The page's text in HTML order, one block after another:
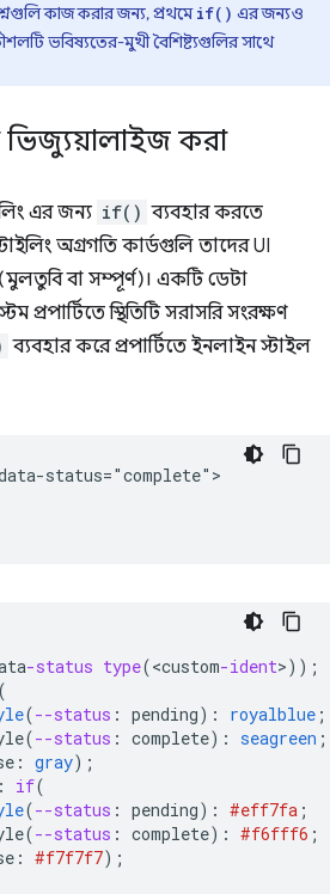
কাজ করার জন্য, প্রথমেif() এর জন্যও
ভবিষ্যতের-মুখী বৈশিষ্ট্যগুলির সাথে
ভিজ্যুয়ালাইজ করা
এর জন্য if() ব্যবহার করতে
অগ্রগতি কার্ডগুলি তাদের UI
বা সম্পূর্ণ)। একটি ডেটা
প্রপার্টিতে স্থিতিটি সরাসরি সংরক্ষণ
ব্যবহার করে প্রপার্টিতে ইনলাইন স্টাইল
status="complete">
-status type(<custom-ident>));
(
(--status : pending) : royalblue ;
--status : complete) : seagreen ;
: gray);
: if(
(--status : pending) : #eff7fa ;
--status : complete) : #f6fff6 ;
: #f7f7f7);